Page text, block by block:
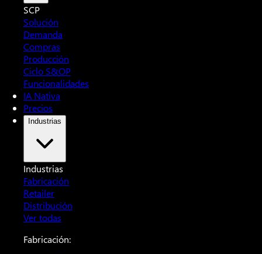
SCP
Solución
Demanda
Compras
Producción
Ciclo S&OP
Funcionalidades
IA Nativa
Precios
Industrias
Industrias
Fabricación
Retailer
Distribución
Ver todas
Fabricación: